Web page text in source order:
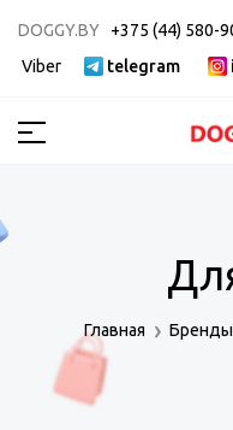
DOGGY.BY +375 (44) 580-
Viber
telegram
ГРУМИНГА
Главная Бренды